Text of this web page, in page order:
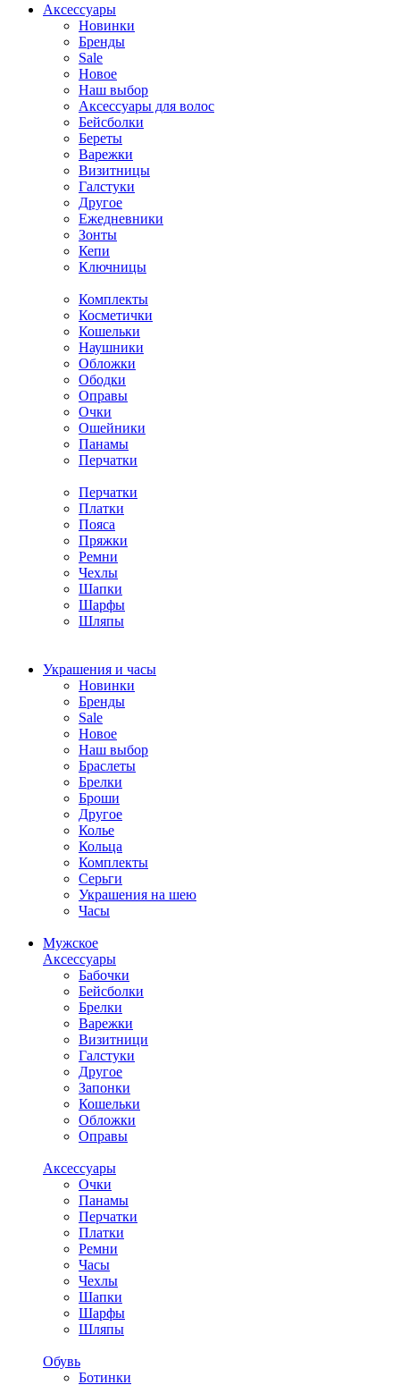
Аксессуары
Новинки
Бренды
Sale
Новое
Наш выбор
Аксессуары для волос
Бейсболки
Береты
Варежки
Визитницы
Галстуки
Другое
Ежедневники
Зонты
Кепи
Ключницы
Комплекты
Косметички
Кошельки
Наушники
Обложки
Ободки
Оправы
Очки
Ошейники
Панамы
Перчатки
Перчатки
Платки
Пояса
Пряжки
Ремни
Чехлы
Шапки
Шарфы
Шляпы
Украшения и часы
Новинки
Бренды
Sale
Новое
Наш выбор
Браслеты
Брелки
Броши
Другое
Колье
Кольца
Комплекты
Серьги
Украшения на шею
Часы
Мужское
Аксессуары
Бабочки
Бейсболки
Брелки
Варежки
Визитници
Галстуки
Другое
Запонки
Кошельки
Обложки
Оправы
Аксессуары
Очки
Панамы
Перчатки
Платки
Ремни
Часы
Чехлы
Шапки
Шарфы
Шляпы
Обувь
Ботинки